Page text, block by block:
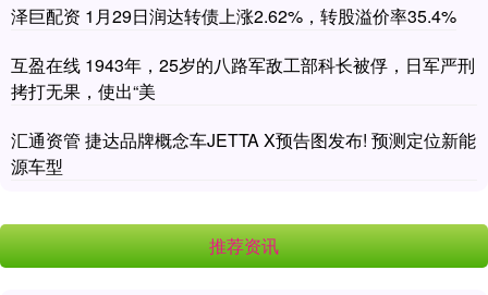
泽巨配资 1月29日润达转债上涨2.62%，转股溢价率35.4%
互盈在线 1943年，25岁的八路军敌工部科长被俘，日军严刑
拷打无果，使出“美
汇通资管 捷达品牌概念车JETTA X预告图发布! 预测定位新能
源车型
推荐资讯